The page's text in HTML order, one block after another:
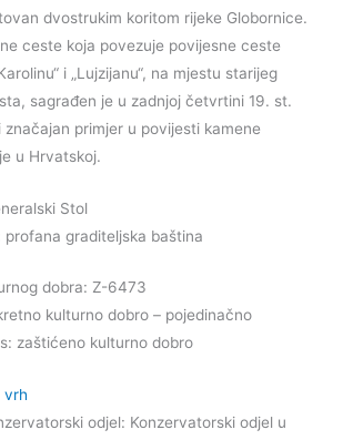
dvostrukim koritom rijeke Globornice.
ceste koja povezuje povijesne ceste
i „Lujzijanu“, na mjestu starijeg
sagrađen je u zadnjoj četvrtini 19. st.
značajan primjer u povijesti kamene
u Hrvatskoj.
Stol
profana graditeljska baština
dobra: Z-6473
kulturno dobro – pojedinačno
zaštićeno kulturno dobro
vrh
odjel: Konzervatorski odjel u